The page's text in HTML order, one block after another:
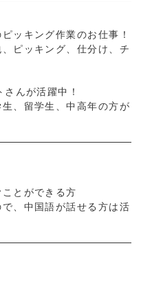
ッキング作業のお仕事！
ピッキング、仕分け、チ
んが活躍中！
、留学生、中高年の方が
ことができる方
、中国語が話せる方は活